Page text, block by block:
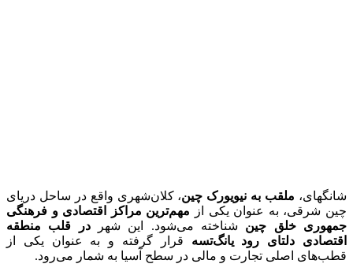
شانگهای، ملقب به نیویورک چین، کلان‌شهری واقع در ساحل دریای
چین شرقی، به عنوان یکی از مهم‌ترین مراکز اقتصادی و فرهنگی
جمهوری خلق چین شناخته می‌شود. این شهردر قلب منطقه‌
اقتصادی دلتای رود یانگ‌تسه قرار گرفته و به عنوان یکی از
قطب‌های اصلی تجارت و مالی در سطح آسیا به شمار می‌رود.